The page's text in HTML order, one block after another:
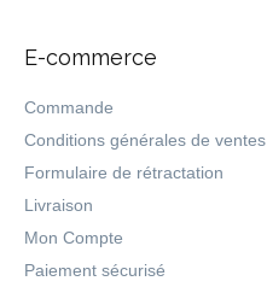
E-commerce
Commande
Conditions générales de ventes
Formulaire de rétractation
Livraison
Mon Compte
Paiement sécurisé